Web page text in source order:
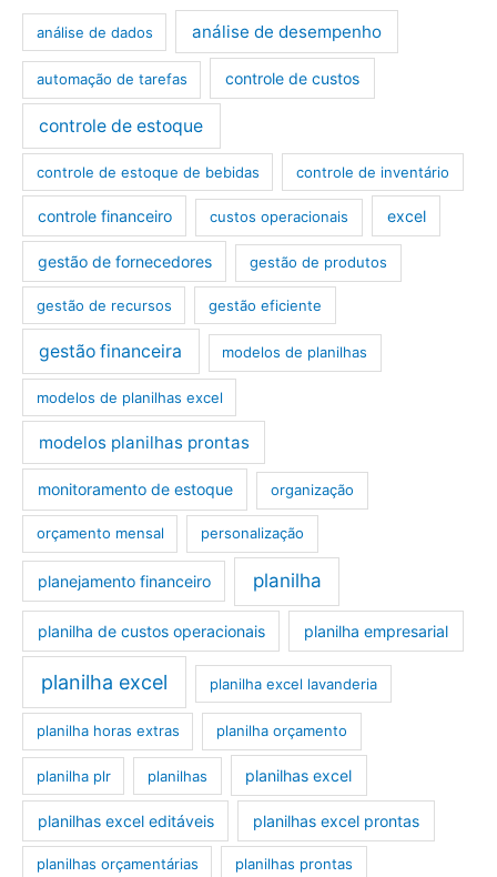
análise de dados análise de desempenho
automação de tarefas controle de custos
controle de estoque
controle de estoque de bebidas controle de inventário
controle financeiro custos operacionais excel
gestão de fornecedores gestão de produtos
gestão de recursos gestão eficiente
gestão financeira modelos de planilhas
modelos de planilhas excel
modelos planilhas prontas
monitoramento de estoque organização
orçamento mensal personalização
planejamento financeiro planilha
planilha de custos operacionais planilha empresarial
planilha excel planilha excel lavanderia
planilha horas extras planilha orçamento
planilha plr planilhas planilhas excel
planilhas excel editáveis planilhas excel prontas
planilhas orçamentárias planilhas prontas